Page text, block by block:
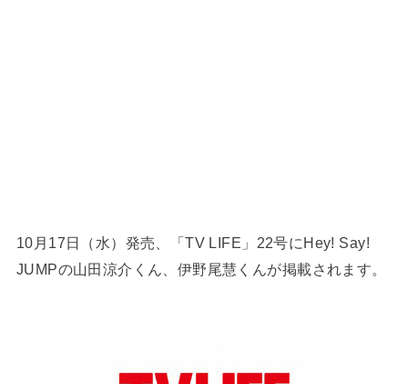
10月17日（水）発売、「TV LIFE」22号にHey! Say!
JUMPの山田涼介くん、伊野尾慧くんが掲載されます。